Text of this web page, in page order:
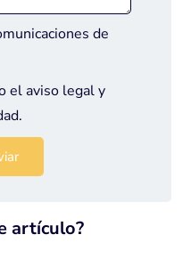
de
el aviso legaly
.
artículo?